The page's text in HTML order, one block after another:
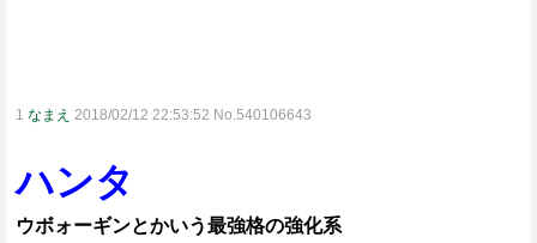
1 なまえ 2018/02/12 22:53:52 No.540106643
ハンタ
ウボォーギンとかいう最強格の強化系